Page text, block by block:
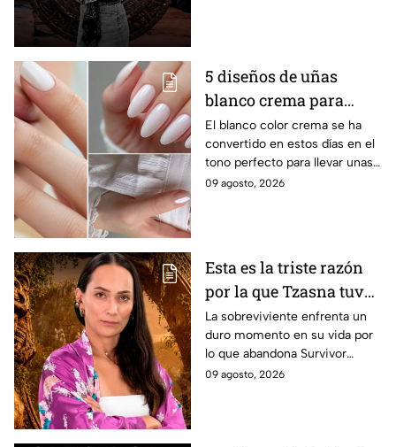
5 diseños de uñas
blanco crema para
lucir en verano y darle
a tus manos un toque
sofisticado, elegante y
luminoso
El blanco color crema se ha
convertido en estos días en el
tono perfecto para llevar unas
manos impecables, delicadas y
09 agosto, 2026
Esta es la triste razón
por la que Tzasna tuvo
que dejar Survivor
México La Reliquia en
Llamas
La sobreviviente enfrenta un
duro momento en su vida por
lo que abandona Survivor
México La Reliquia en Llamas.
09 agosto, 2026